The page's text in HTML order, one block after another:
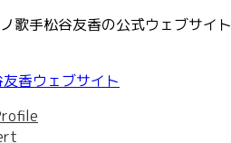
歌手松谷友香の公式ウェブサイト